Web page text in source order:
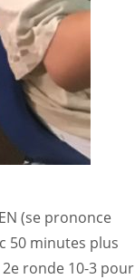
(se prononce
50 minutes plus
ronde 10-3 pour